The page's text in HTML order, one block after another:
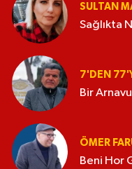
SULTAN
Sağlıkta
7'DEN
Bir
ÖMER
Beni Hor